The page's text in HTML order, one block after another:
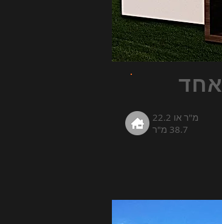
אחד
22.2 מ"ר או
38.7 מ"ר